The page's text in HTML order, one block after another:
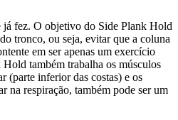
já fez. O objetivo do Side Plank Hold
tronco, ou seja, evitar que a coluna
em ser apenas um exercício
também trabalha os músculos
(parte inferior das costas) e os
na respiração, também pode ser um